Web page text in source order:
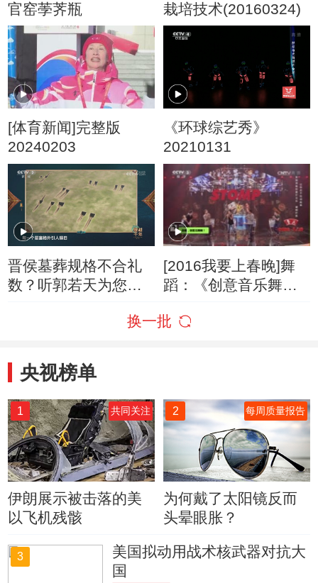
官窑荸荠瓶
栽培技术(20160324)
[体育新闻]完整版
20240203
《环球综艺秀》
20210131
晋侯墓葬规格不合礼
数？听郭若天为您细
[2016我要上春晚]舞
蹈：《创意音乐舞》
团队
换一批
央视榜单
1 共同关注
伊朗展示被击落的美
以飞机残骸
2 每周质量报告
为何戴了太阳镜反而
头晕眼胀？
3
美国拟动用战术核武器对抗大
国